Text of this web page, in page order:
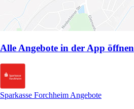
Alle Angebote in der App öffnen
Sparkasse Forchheim Angebote